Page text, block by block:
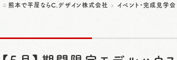
熊本で平屋ならC.デザイン株式会社 イベント・完成見学会